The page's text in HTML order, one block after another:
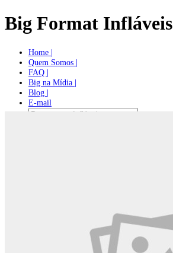
Big Format Infláveis
Home |
Quem Somos |
FAQ |
Big na Mídia |
Blog |
E-mail